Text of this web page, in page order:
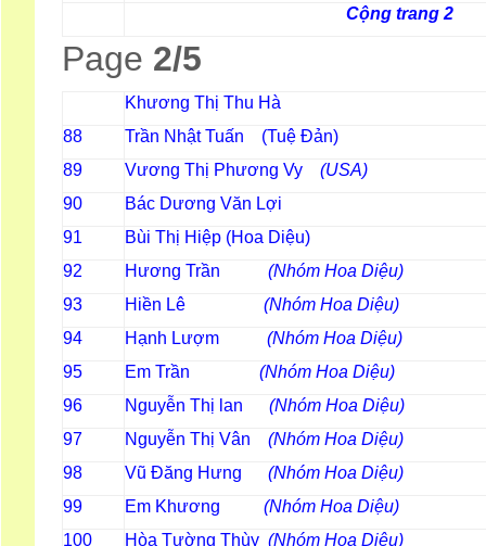
Cộng trang 2
Page 2/5
Khương Thị Thu Hà
88
Trần Nhật Tuấn (Tuệ Đản)
89
Vương Thị Phương Vy (USA)
90
Bác Dương Văn Lợi
91
Bùi Thị Hiệp (Hoa Diệu)
92
Hương Trần (Nhóm Hoa Diệu)
93
Hiền Lê (Nhóm Hoa Diệu)
94
Hạnh Lượm (Nhóm Hoa Diệu)
95
Em Trần (Nhóm Hoa Diệu)
96
Nguyễn Thị lan (Nhóm Hoa Diệu)
97
Nguyễn Thị Vân (Nhóm Hoa Diệu)
98
Vũ Đăng Hưng (Nhóm Hoa Diệu)
99
Em Khương (Nhóm Hoa Diệu)
100
Hòa Tường Thùy (Nhóm Hoa Diệu)